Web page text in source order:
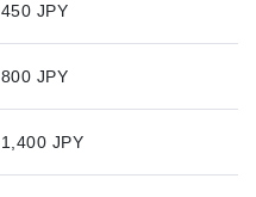
450 JPY
800 JPY
1,400 JPY